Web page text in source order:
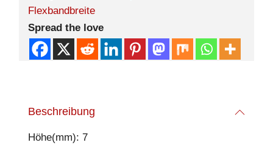
Flexbandbreite
Spread the love
Beschreibung
Höhe(mm): 7